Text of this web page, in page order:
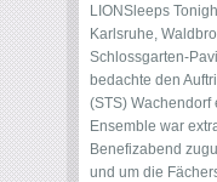
LIONSleeps
Karlsruhe,
Schlossgarten-
bedachte den
(STS) Wachendorf
Ensemble war
Benefizabend
und um die